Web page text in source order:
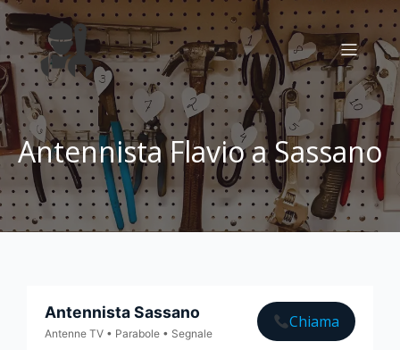
Antennista Flavio a Sassano
Antennista Sassano
Antenne TV • Parabole • Segnale
Chiama